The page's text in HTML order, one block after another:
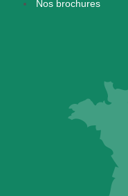
Nos brochures